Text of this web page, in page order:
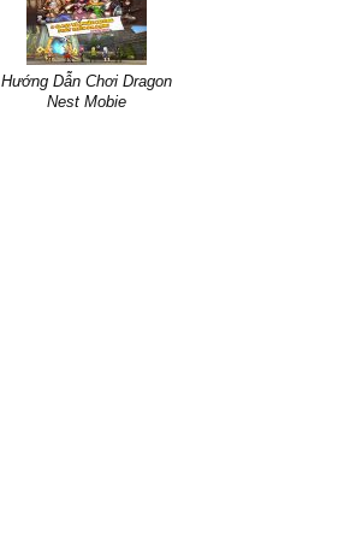
Hướng Dẫn Chơi Dragon
Nest Mobie